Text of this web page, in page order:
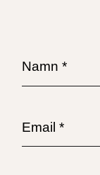
Namn *
Email *